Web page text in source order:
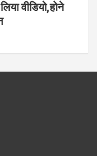
वीडियो,होने